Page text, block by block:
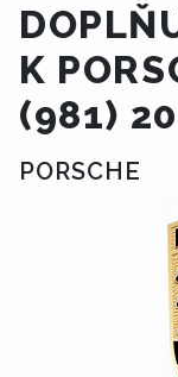
K
(981)
PORSCHE